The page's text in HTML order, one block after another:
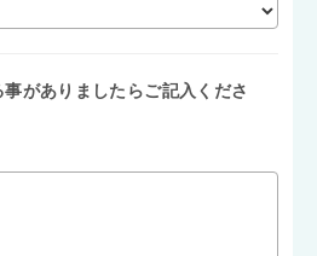
がありましたらご記入くださ